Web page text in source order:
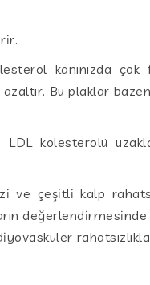
kanınızda çok
Bu plaklar
kolesterolü
çeşitli kalp